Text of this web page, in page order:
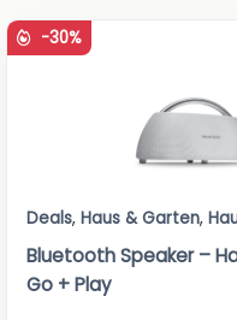
-30%
Deals, Haus & Garten,
Bluetooth Speaker –
Go + Play